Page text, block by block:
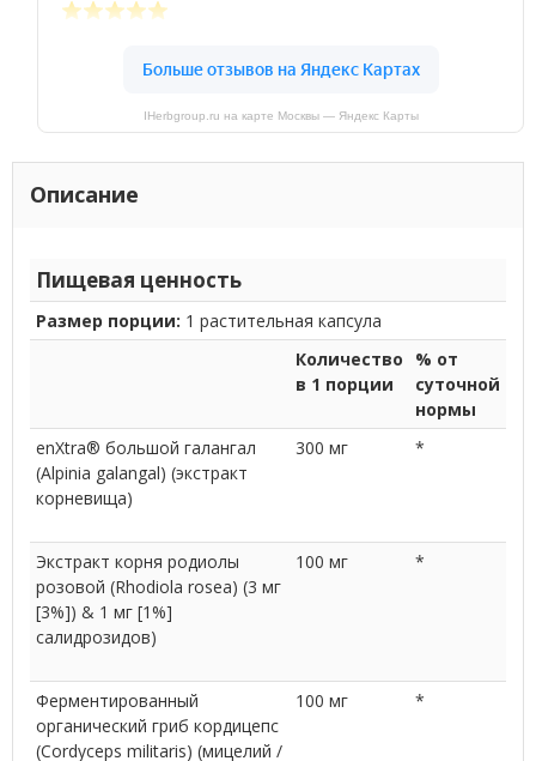
IHerbgroup.ru на карте Москвы — Яндекс Карты
Описание
Пищевая ценность
Размер порции: 1 растительная капсула
Количество
в 1 порции
% от
суточной
нормы
enXtra® большой галангал
(Alpinia galangal) (экстракт
корневища)
300 мг *
Экстракт корня родиолы
розовой (Rhodiola rosea) (3 мг
[3%]) & 1 мг [1%]
салидрозидов)
100 мг *
Ферментированный
органический гриб кордицепс
(Cordyceps militaris) (мицелий /
100 мг *